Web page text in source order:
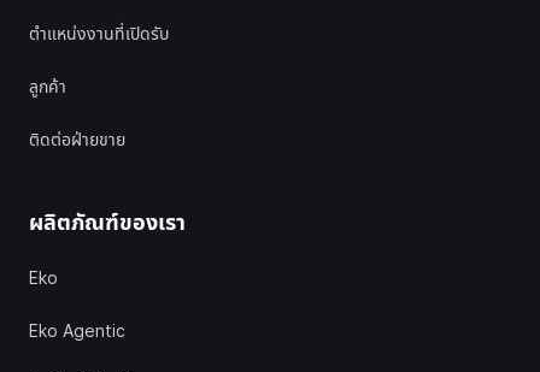
ตำแหน่งงานที่เปิดรับ
ลูกค้า
ติดต่อฝ่ายขาย
ผลิตภัณฑ์ของเรา
Eko
Eko Agentic